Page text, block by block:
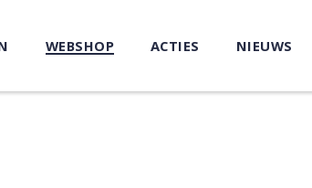
WEBSHOP ACTIES NIEUWS